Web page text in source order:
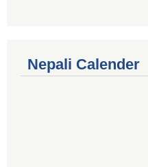
Nepali Calender